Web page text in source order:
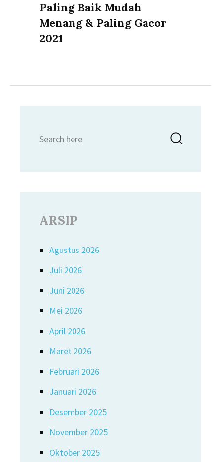
Paling Baik Mudah
Menang & Paling Gacor
2021
for:
ARSIP
Agustus 2026
Juli 2026
Juni 2026
Mei 2026
April 2026
Maret 2026
Februari 2026
Januari 2026
Desember 2025
November 2025
Oktober 2025